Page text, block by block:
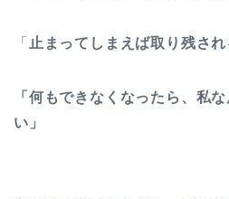
「 止まってしまえば取り残され
「何もできなくなったら、私
い」